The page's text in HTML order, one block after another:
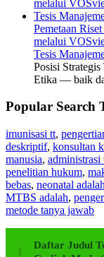
Pemetaan
melalui
Tesis
Posisi
Etika — baik
Popular Search
imunisasi tt,
deskriptif, konsultan
manusia, administrasi
penelitian hukum,
bebas, neonatal adalah
MTBS adalah,
metode tanya jawab
Daftar Judul